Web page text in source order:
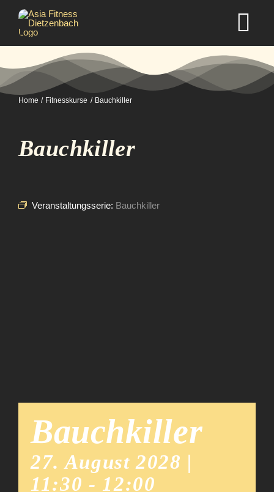
Inhalt
springen
Selbstverteidigung
Home Fitnesskurse Bauchkiller
Bauchkiller
Veranstaltungsserie: Bauchkiller
Bauchkiller
27. August 2028 |
11:30 - 12:00